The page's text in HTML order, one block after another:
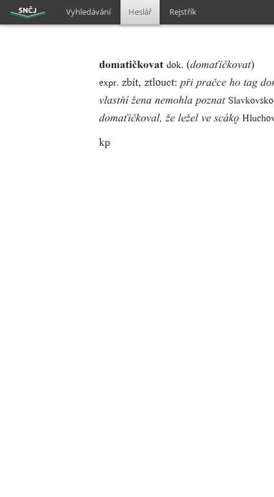
Vyhledávání Heslář Rejstřík
domatičkovat dok. (domaťičkovat)
expr. zbít, ztlouct: při pračce ho tag
vlastňí žena nemohla poznat
domaťičkoval, že ležel ve scák
kp